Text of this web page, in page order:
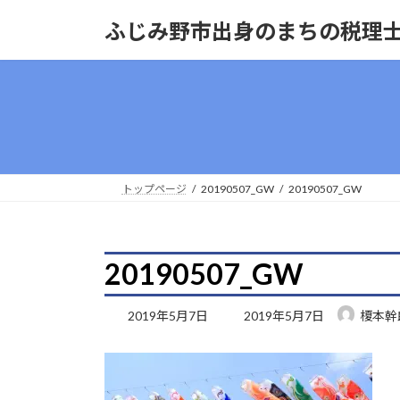
ふじみ野市出身のまちの税理
トップページ 20190507_GW 20190507_GW
20190507_GW
2019年5月7日
最
日
2019年5月7日 榎本幹